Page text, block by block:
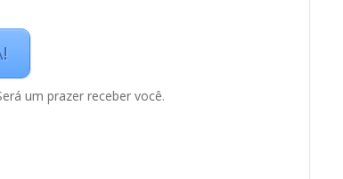
um prazer receber você.